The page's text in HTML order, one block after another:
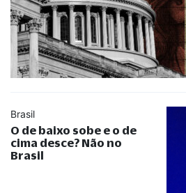
Brasil
O de baixo sobe e o de
cima desce? Não no
Brasil